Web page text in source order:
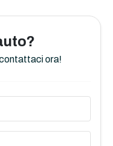
ora!